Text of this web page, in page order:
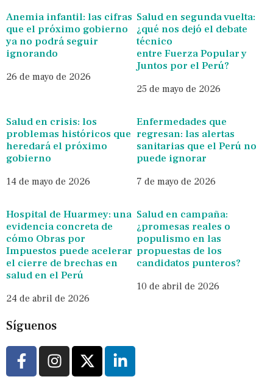
Anemia infantil: las cifras
que el próximo gobierno
ya no podrá seguir
ignorando
26 de mayo de 2026
Salud en segunda vuelta:
¿qué nos dejó el debate
técnico
entre Fuerza Popular y
Juntos por el Perú?
25 de mayo de 2026
Salud en crisis: los
problemas históricos que
heredará el próximo
gobierno
14 de mayo de 2026
Enfermedades que
regresan: las alertas
sanitarias que el Perú no
puede ignorar
7 de mayo de 2026
Hospital de Huarmey: una
evidencia concreta de
cómo Obras por
Impuestos puede acelerar
el cierre de brechas en
salud en el Perú
24 de abril de 2026
Salud en campaña:
¿promesas reales o
populismo en las
propuestas de los
candidatos punteros?
10 de abril de 2026
Síguenos